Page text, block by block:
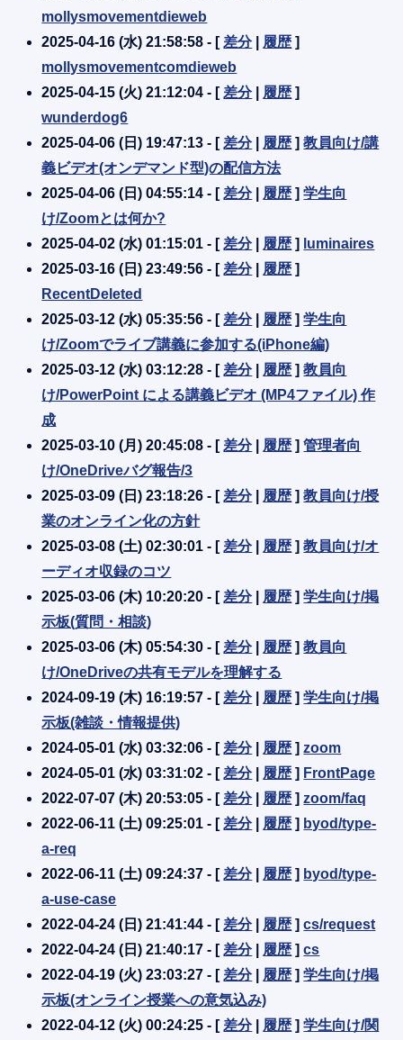
mollysmovementdieweb
2025-04-16 (水) 21:58:58 - [ 差分| 履歴]
mollysmovementcomdieweb
2025-04-15 (火) 21:12:04 - [ 差分| 履歴]
wunderdog6
2025-04-06 (日) 19:47:13 - [ 差分| 履歴]教員向け/講
義ビデオ(オンデマンド型)の配信方法
2025-04-06 (日) 04:55:14 - [ 差分| 履歴]学生向
け/Zoomとは何か?
2025-04-02 (水) 01:15:01 - [ 差分| 履歴]
luminaires
2025-03-16 (日) 23:49:56 - [ 差分| 履歴]
RecentDeleted
2025-03-12 (水) 05:35:56 - [ 差分| 履歴]学生向
け/Zoomでライブ講義に参加する(iPhone編)
2025-03-12 (水) 03:12:28 - [ 差分| 履歴]教員向
け/PowerPoint による講義ビデオ (MP4ファイル) 作
成
2025-03-10 (月) 20:45:08 - [ 差分| 履歴]管理者向
け/OneDriveバグ報告/3
2025-03-09 (日) 23:18:26 - [ 差分| 履歴]教員向け/授
業のオンライン化の方針
2025-03-08 (土) 02:30:01 - [ 差分| 履歴]教員向け/オ
ーディオ収録のコツ
2025-03-06 (木) 10:20:20 - [ 差分| 履歴]学生向け/掲
示板(質問・相談)
2025-03-06 (木) 05:54:30 - [ 差分| 履歴]教員向
け/OneDriveの共有モデルを理解する
2024-09-19 (木) 16:19:57 - [ 差分| 履歴]学生向け/掲
示板(雑談・情報提供)
2024-05-01 (水) 03:32:06 - [ 差分| 履歴]zoom
2024-05-01 (水) 03:31:02 - [ 差分| 履歴] FrontPage
2022-07-07 (木) 20:53:05 - [ 差分| 履歴]zoom/faq
2022-06-11 (土) 09:25:01 - [ 差分| 履歴] byod/type-
a-req
2022-06-11 (土) 09:24:37 - [ 差分| 履歴] byod/type-
a-use-case
2022-04-24 (日) 21:41:44 - [ 差分| 履歴]cs/request
2022-04-24 (日) 21:40:17 - [ 差分| 履歴]cs
2022-04-19 (火) 23:03:27 - [ 差分| 履歴]学生向け/掲
示板(オンライン授業への意気込み)
2022-04-12 (火) 00:24:25 - [ 差分| 履歴]学生向け/関